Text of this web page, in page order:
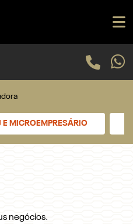
E MICROEMPRESÁRIO
negócios.